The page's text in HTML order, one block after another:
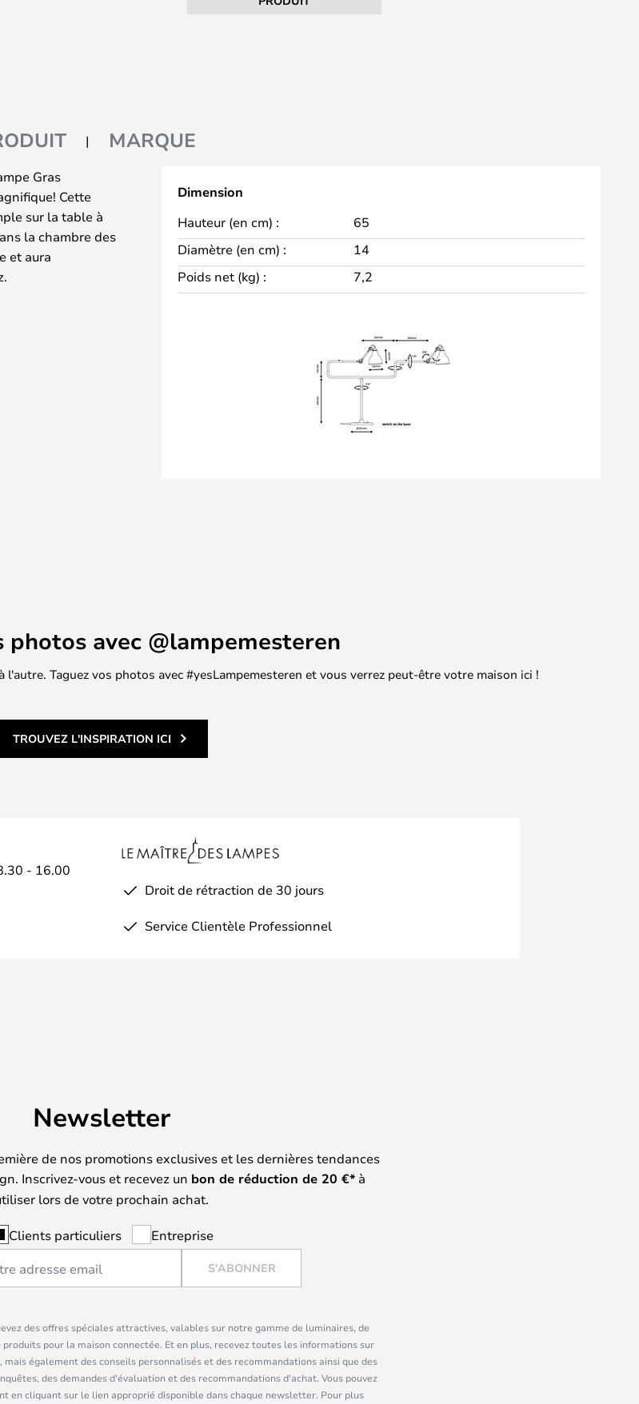
MARQUE
Gras
Cette
sur la table à
la chambre des
et aura
Dimension
Hauteur (en cm) :
65
Diamètre (en cm) :
14
Poids net (kg) :
7,2
photos avec @lampemesteren
Taguez vos photos avec #yesLampemesteren et vous verrez peut-être votre maison ici !
TROUVEZ L'INSPIRATION ICI
- 16.00
Droit de rétraction de 30 jours
Service Clientèle Professionnel
Newsletter
de nos promotions exclusives et les dernières tendances
Inscrivez-vous et recevez un bon de réduction de 20 €* à
lors de votre prochain achat.
Clients particuliers Entreprise
S'ABONNER
des offres spéciales attractives, valables sur notre gamme de luminaires, de
pour la maison connectée. Et en plus, recevez toutes les informations sur
également des conseils personnalisés et des recommandations ainsi que des
des demandes d'évaluation et des recommandations d'achat. Vous pouvez
en cliquant sur le lien approprié disponible dans chaque newsletter. Pour plus